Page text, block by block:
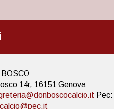
14r, 16151 Genova
Pec: